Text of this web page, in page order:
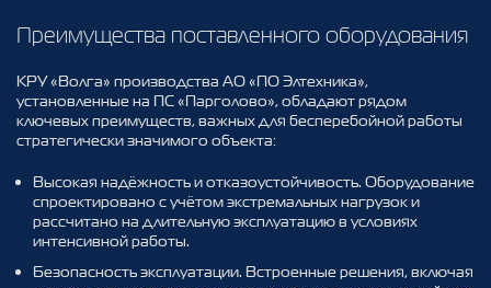
Преимущества поставленного оборудования
КРУ «Волга» производства АО «ПО Элтехника»,
установленные на ПС «Парголово», обладают рядом
ключевых преимуществ, важных для бесперебойной работы
стратегически значимого объекта:
Высокая надёжность и отказоустойчивость. Оборудование
спроектировано с учётом экстремальных нагрузок и
рассчитано на длительную эксплуатацию в условиях
интенсивной работы.
Безопасность эксплуатации. Встроенные решения, включая